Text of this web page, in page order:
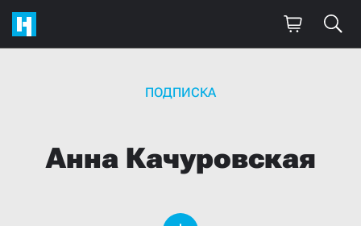
ПОДПИСКА
Анна Качуровская